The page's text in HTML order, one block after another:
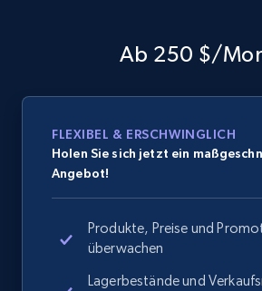
Ab 250 $/
FLEXIBEL & ERSCHWINGLICH
Holen Sie sich jetzt ein
Angebot!
Produkte, Preise und
überwachen
Lagerbestände und